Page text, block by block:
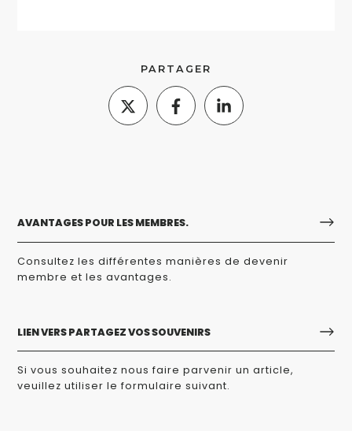
PARTAGER
AVANTAGES POUR LES MEMBRES.
Consultez les différentes manières de devenir
membre et les avantages.
LIEN VERS PARTAGEZ VOS SOUVENIRS
Si vous souhaitez nous faire parvenir un article,
veuillez utiliser le formulaire suivant.